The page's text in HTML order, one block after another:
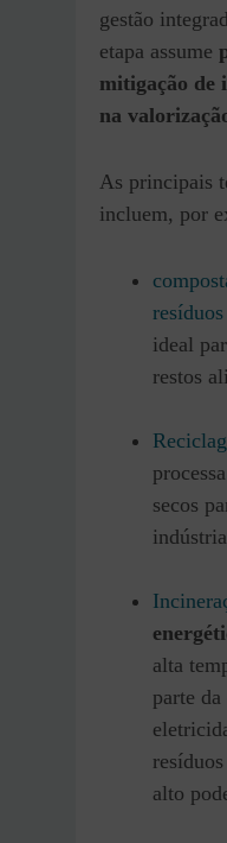
gestão
etapa assume
mitigação de
na
As principais
incluem, por
ideal
restos
secos
alta
parte
alto